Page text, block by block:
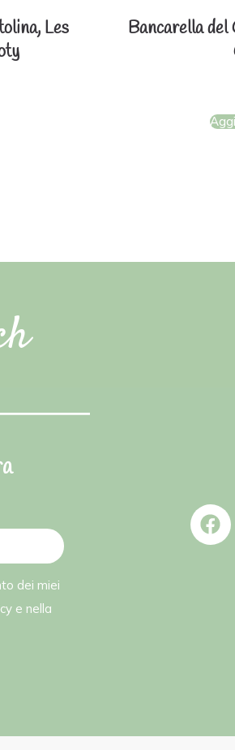
Les
Bancarella del
dei miei
e nella